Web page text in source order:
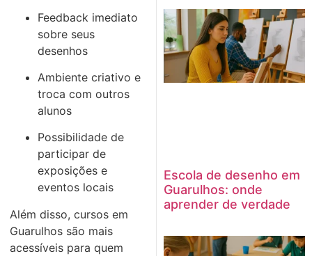
Feedback imediato
sobre seus
desenhos
Ambiente criativo e
troca com outros
alunos
Possibilidade de
participar de
exposições e
eventos locais
Além disso, cursos em
Guarulhos são mais
acessíveis para quem
Escola de desenho em
Guarulhos: onde
aprender de verdade